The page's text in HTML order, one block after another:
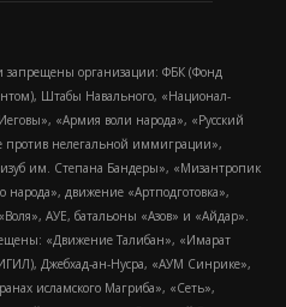
запрещены организации: ФБК (Фонд
Штабы Навального, «Национал-
«Армия воли народа», «Русский
нелегальной иммиграции»,
им. Степана Бандеры», «Мизантропик
движение «Артподготовка»,
АУЕ, батальоны «Азов» и «Айдар».
«Движение Талибан», «Имарат
ИГИЛ), Джебхад-ан-Нусра, «АУМ Синрике»,
исламского Магриба», «Сеть»,